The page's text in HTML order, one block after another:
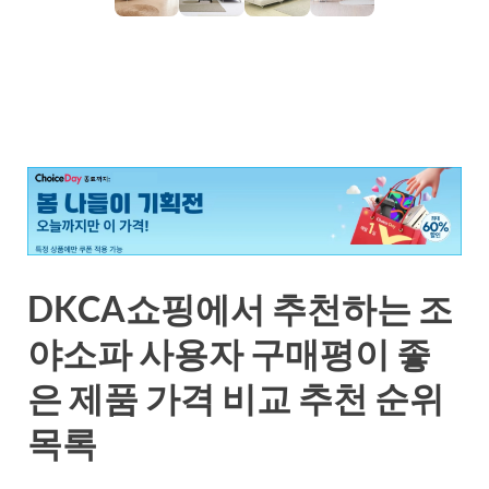
DKCA쇼핑에서 추천하는 조
야소파 사용자 구매평이 좋
은 제품 가격 비교 추천 순위
목록